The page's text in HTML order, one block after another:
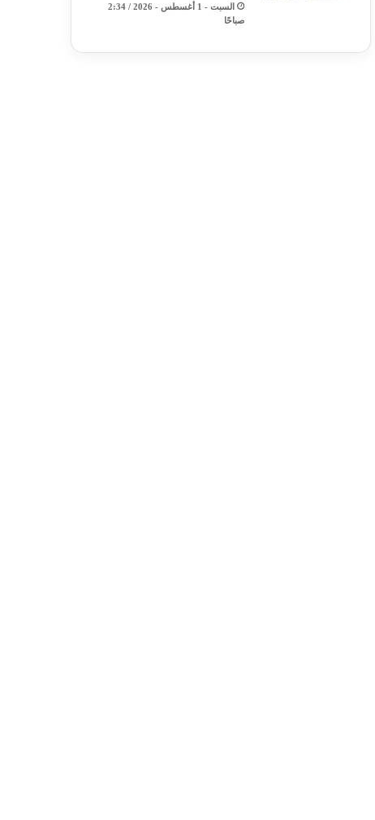
السبت - 1 أغسطس - 2026 / 2:34
صباحًا